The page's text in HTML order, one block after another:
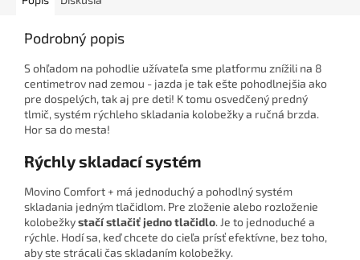
Podrobný popis
S ohľadom na pohodlie užívateľa sme platformu znížili na 8
centimetrov nad zemou - jazda je tak ešte pohodlnejšia ako
pre dospelých, tak aj pre deti! K tomu osvedčený predný
tlmič, systém rýchleho skladania kolobežky a ručná brzda.
Hor sa do mesta!
Rýchly skladací systém
Movino Comfort + má jednoduchý a pohodlný systém
skladania jedným tlačidlom. Pre zloženie alebo rozloženie
kolobežkystačí stlačiť jedno tlačidlo. Je to jednoduché a
rýchle. Hodí sa, keď chcete do cieľa prísť efektívne, bez toho,
aby ste strácali čas skladaním kolobežky.